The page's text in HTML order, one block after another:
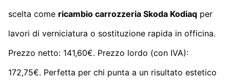
scelta come ricambio carrozzeria Skoda Kodiaq per
lavori di verniciatura o sostituzione rapida in officina.
Prezzo netto: 141,60€. Prezzo lordo (con IVA):
172,75€. Perfetta per chi punta a un risultato estetico